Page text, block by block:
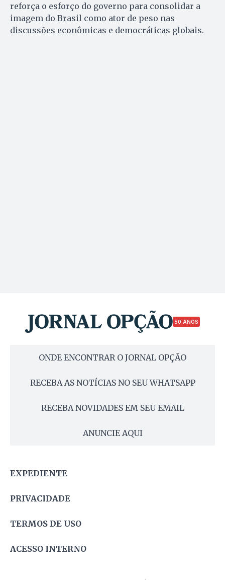
reforça o esforço do governo para consolidar a
imagem do Brasil como ator de peso nas
discussões econômicas e democráticas globais.
50 ANOS
ONDE ENCONTRAR O JORNAL OPÇÃO
RECEBA AS NOTÍCIAS NO SEU WHATSAPP
RECEBA NOVIDADES EM SEU EMAIL
ANUNCIE AQUI
EXPEDIENTE
PRIVACIDADE
TERMOS DE USO
ACESSO INTERNO